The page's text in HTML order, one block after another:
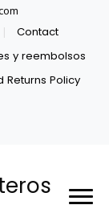
Contact
y reembolsos
Returns Policy